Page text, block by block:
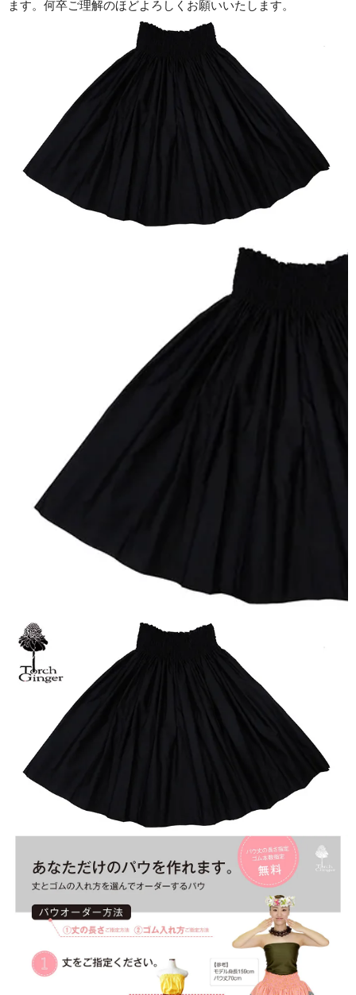
ます。何卒ご理解のほどよろしくお願いいたします。